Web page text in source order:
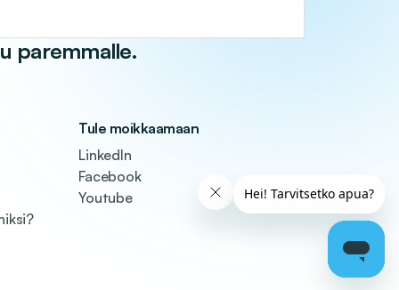
paremmalle.
Tule moikkaamaan
LinkedIn
Facebook
Youtube